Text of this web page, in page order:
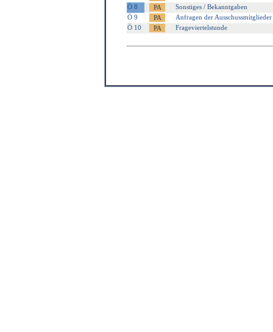
Ö 8
Sonstiges / Bekanntgaben
Ö 9
Anfragen der Ausschussmitglieder
Ö 10
Frageviertelstunde